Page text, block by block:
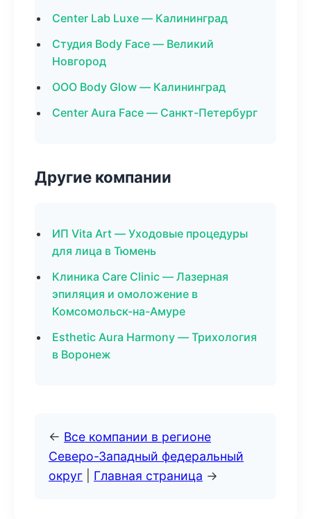
Center Lab Luxe — Калининград
Студия Body Face — Великий
Новгород
ООО Body Glow — Калининград
Center Aura Face — Санкт-Петербург
Другие компании
ИП Vita Art — Уходовые процедуры
для лица в Тюмень
Клиника Care Clinic — Лазерная
эпиляция и омоложение в
Комсомольск-на-Амуре
Esthetic Aura Harmony — Трихология
в Воронеж
← Все компании в регионе
Северо-Западный федеральный
округ
Главная страница →